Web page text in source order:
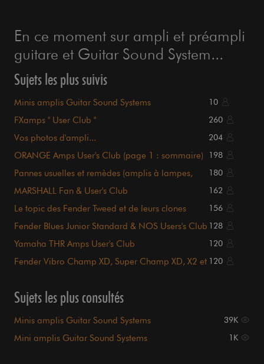
En ce moment sur ampli et préampli
guitare et Guitar Sound System...
Sujets les plus suivis
Minis amplis Guitar Sound Systems 10
FXamps " User Club " 260
Vos photos d'ampli... 204
ORANGE Amps User's Club (page 1 : sommaire) 198
Pannes usuelles et remèdes (amplis à lampes,
180
MARSHALL Fan & User's Club 162
Le topic des Fender Tweed et de leurs clones 156
Fender Blues Junior Standard & NOS Users's Club 128
Yamaha THR Amps User's Club 120
Fender Vibro Champ XD, Super Champ XD, X2 et 120
Sujets les plus consultés
Minis amplis Guitar Sound Systems 39K
Mini amplis Guitar Sound Systems 1K